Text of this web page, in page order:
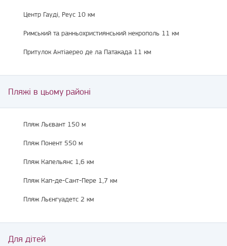
Центр Гауді, Реус 10 км
Римський та ранньохристиянський некрополь 11 км
Притулок Антіаерео де ла Патакада 11 км
Пляжі в цьому районі
Пляж Льєвант 150 м
Пляж Понент 550 м
Пляж Капельянс 1,6 км
Пляж Кап-де-Сант-Пере 1,7 км
Пляж Льєнгуадетс 2 км
Для дітей